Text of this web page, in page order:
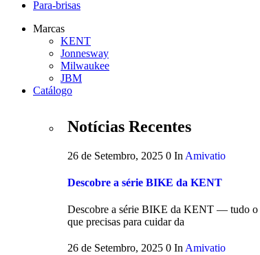
Para-brisas
Marcas
KENT
Jonnesway
Milwaukee
JBM
Catálogo
Notícias Recentes
26 de Setembro, 2025 0 In Amivatio
Descobre a série BIKE da KENT
Descobre a série BIKE da KENT — tudo o
que precisas para cuidar da
26 de Setembro, 2025 0 In Amivatio